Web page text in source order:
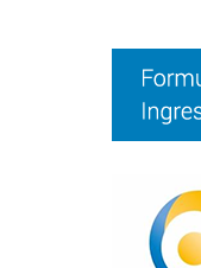
lateral
principal